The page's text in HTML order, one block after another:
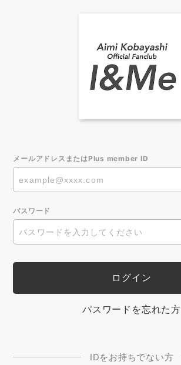
メールアドレスまたはPlus member ID
パスワード
パスワードを忘れた方
IDをお持ちでない方